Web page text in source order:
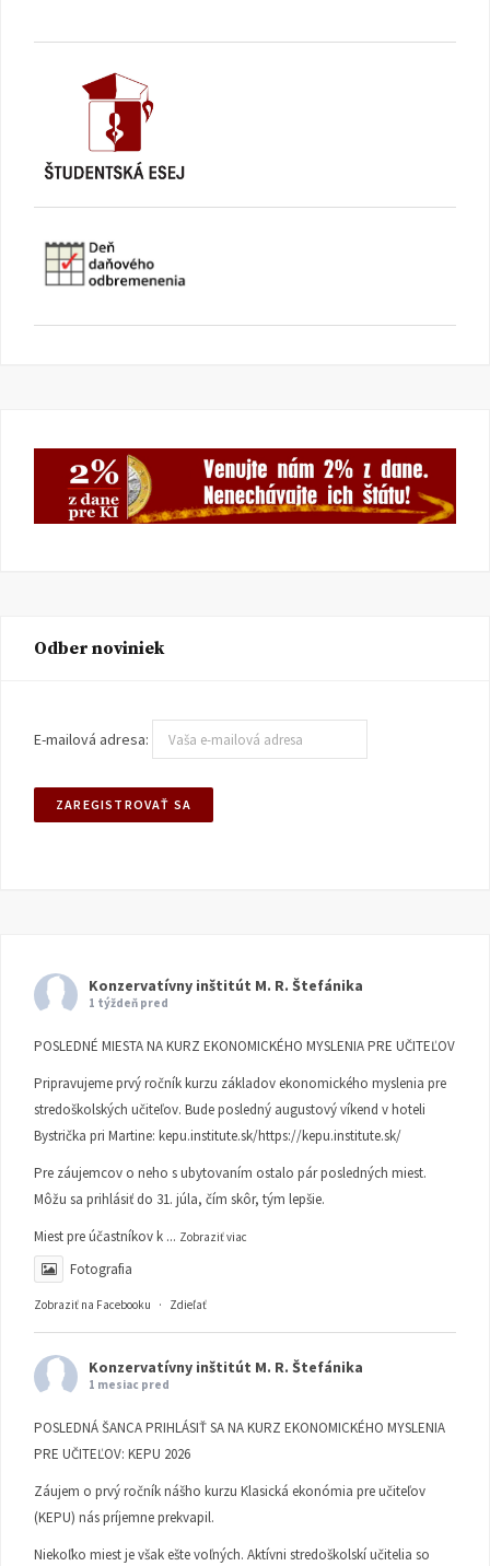
Odber noviniek
E-mailová adresa:
Konzervatívny inštitút M. R. Štefánika
1 týždeň pred
POSLEDNÉ MIESTA NA KURZ EKONOMICKÉHO MYSLENIA PRE UČITEĽOV
Pripravujeme prvý ročník kurzu základov ekonomického myslenia pre
stredoškolských učiteľov. Bude posledný augustový víkend v hoteli
Bystrička pri Martine: kepu.institute.sk/https://kepu.institute.sk/
Pre záujemcov o neho s ubytovaním ostalo pár posledných miest.
Môžu sa prihlásiť do 31. júla, čím skôr, tým lepšie.
Miest pre účastníkov k ... Zobraziť viac
Fotografia
Zobraziť na Facebooku · Zdieľať
Konzervatívny inštitút M. R. Štefánika
1 mesiac pred
POSLEDNÁ ŠANCA PRIHLÁSIŤ SA NA KURZ EKONOMICKÉHO MYSLENIA
PRE UČITEĽOV: KEPU 2026
Záujem o prvý ročník nášho kurzu Klasická ekonómia pre učiteľov
(KEPU) nás príjemne prekvapil.
Niekoľko miest je však ešte voľných. Aktívni stredoškolskí učitelia so